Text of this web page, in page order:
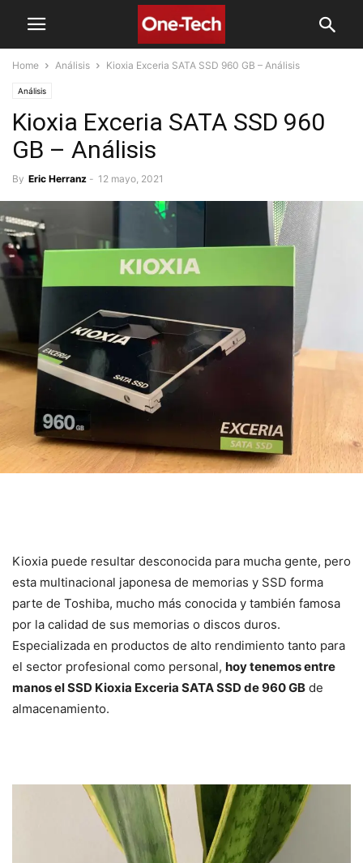
Home Análisis Kioxia Exceria SATA SSD 960 GB – Análisis
Análisis
Kioxia Exceria SATA SSD 960
GB – Análisis
By Eric Herranz - 12 mayo, 2021
Kioxia puede resultar desconocida para mucha gente, pero
esta multinacional japonesa de memorias y SSD forma
parte de Toshiba, mucho más conocida y también famosa
por la calidad de sus memorias o discos duros.
Especializada en productos de alto rendimiento tanto para
el sector profesional como personal, hoy tenemos entre
manos el SSD Kioxia Exceria SATA SSD de 960 GB de
almacenamiento.